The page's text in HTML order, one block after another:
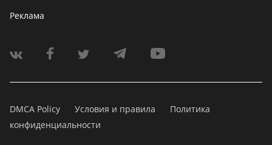
Реклама
DMCA Policy Условия и правила
Политика
конфиденциальности